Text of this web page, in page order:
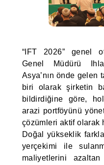
“IFT 2026” genel
Genel Müdürü
Asya’nın önde gelen
biri olarak şirketin
bildirdiğine göre,
arazi portföyünü
çözümleri aktif olarak
Doğal yükseklik
yerçekimi ile
maliyetlerini